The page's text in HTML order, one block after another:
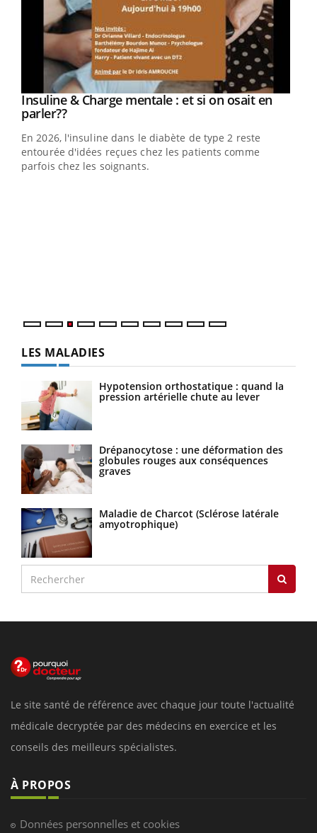
Youtube
Insuline & Charge mentale : et si on osait en
parler??Youtube
En 2026, l'insuline dans le diabète de type 2 reste
entourée d'idées reçues chez les patients comme
parfois chez les soignants.
LES MALADIES
Hypotension orthostatique : quand la
pression artérielle chute au lever
Drépanocytose : une déformation des
globules rouges aux conséquences
graves
Maladie de Charcot (Sclérose latérale
amyotrophique)
Le site santé de référence avec chaque jour toute l'actualité
médicale decryptée par des médecins en exercice et les
conseils des meilleurs spécialistes.
À PROPOS
Données personnelles et cookies